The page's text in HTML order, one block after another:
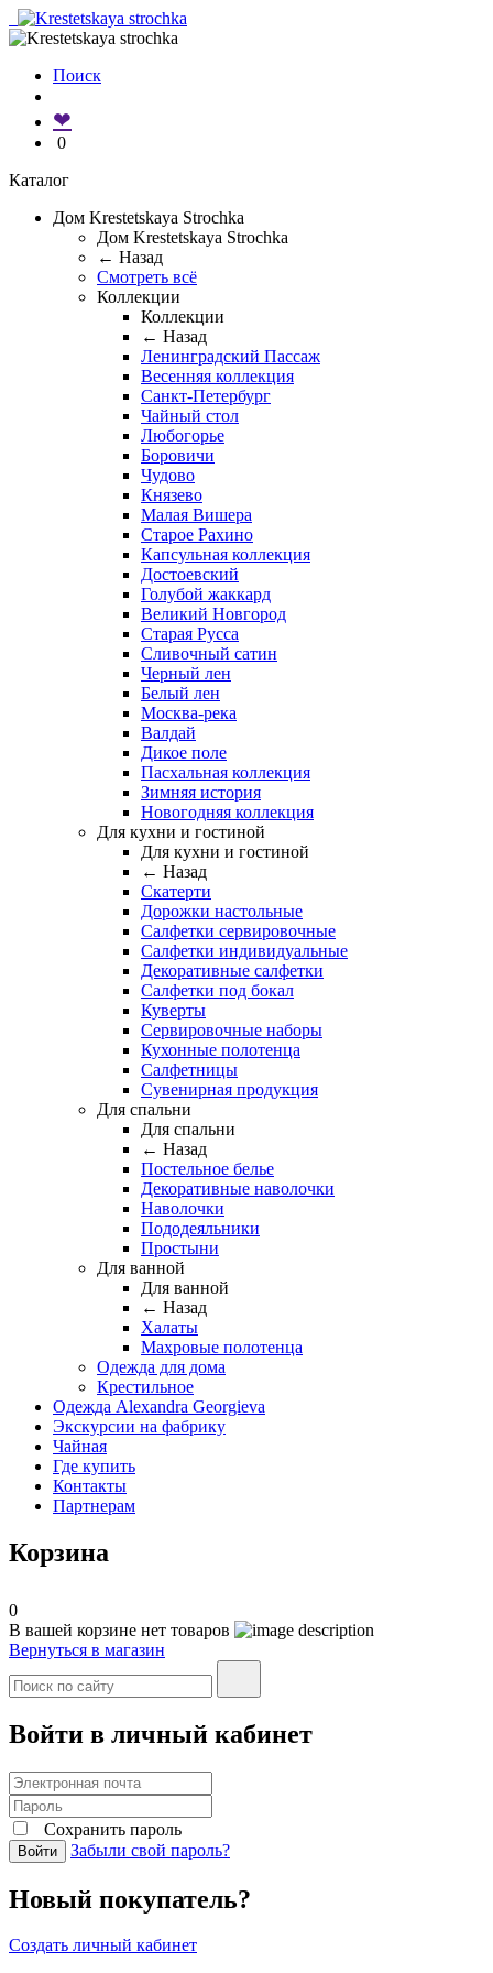
Поиск
❤
0
Каталог
Дом Krestetskaya Strochka
Дом Krestetskaya Strochka
← Назад
Смотреть всё
Коллекции
Коллекции
← Назад
Ленинградский Пассаж
Весенняя коллекция
Санкт-Петербург
Чайный стол
Любогорье
Боровичи
Чудово
Князево
Малая Вишера
Старое Рахино
Капсульная коллекция
Достоевский
Голубой жаккард
Великий Новгород
Старая Русса
Сливочный сатин
Черный лен
Белый лен
Москва-река
Валдай
Дикое поле
Пасхальная коллекция
Зимняя история
Новогодняя коллекция
Для кухни и гостиной
Для кухни и гостиной
← Назад
Скатерти
Дорожки настольные
Салфетки сервировочные
Салфетки индивидуальные
Декоративные салфетки
Салфетки под бокал
Куверты
Сервировочные наборы
Кухонные полотенца
Салфетницы
Сувенирная продукция
Для спальни
Для спальни
← Назад
Постельное белье
Декоративные наволочки
Наволочки
Пододеяльники
Простыни
Для ванной
Для ванной
← Назад
Халаты
Махровые полотенца
Одежда для дома
Крестильное
Одежда Alexandra Georgieva
Экскурсии на фабрику
Чайная
Где купить
Контакты
Партнерам
Корзина
0
В вашей корзине нет товаров
Вернуться в магазин
Войти в личный кабинет
Сохранить пароль
Войти Забыли свой пароль?
Новый покупатель?
Создать личный кабинет